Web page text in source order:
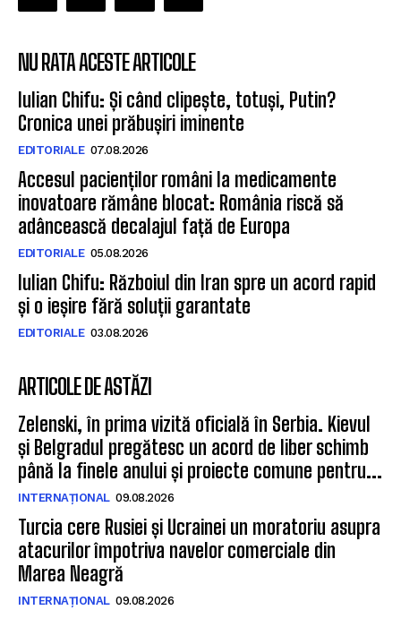
NU RATA ACESTE ARTICOLE
Iulian Chifu: Și când clipește, totuși, Putin?
Cronica unei prăbușiri iminente
EDITORIALE 07.08.2026
Accesul pacienților români la medicamente
inovatoare rămâne blocat: România riscă să
adâncească decalajul față de Europa
EDITORIALE 05.08.2026
Iulian Chifu: Războiul din Iran spre un acord rapid
și o ieșire fără soluții garantate
EDITORIALE 03.08.2026
ARTICOLE DE ASTĂZI
Zelenski, în prima vizită oficială în Serbia. Kievul
și Belgradul pregătesc un acord de liber schimb
până la finele anului și proiecte comune pentru...
INTERNAȚIONAL 09.08.2026
Turcia cere Rusiei și Ucrainei un moratoriu asupra
atacurilor împotriva navelor comerciale din
Marea Neagră
INTERNAȚIONAL 09.08.2026